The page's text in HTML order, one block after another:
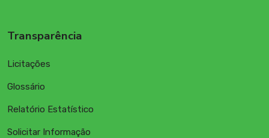
Transparência
Licitações
Glossário
Relatório Estatístico
Solicitar Informação